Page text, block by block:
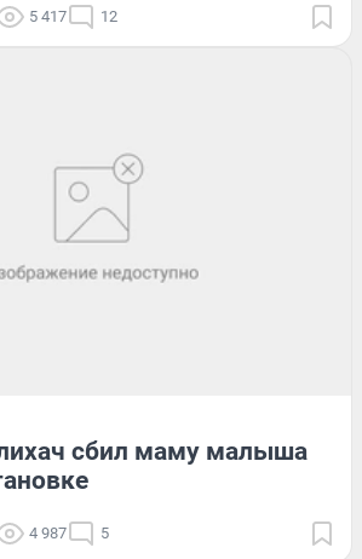
5 417 12
сбил маму малыша
4 987 5